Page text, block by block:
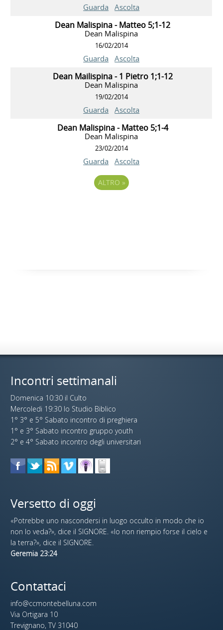
Guarda Ascolta
Dean Malispina - Matteo 5;1-12
Dean Malispina
16/02/2014
Guarda Ascolta
Dean Mailispina - 1 Pietro 1;1-12
Dean Malispina
19/02/2014
Guarda Ascolta
Dean Malispina - Matteo 5;1-4
Dean Malispina
23/02/2014
Guarda Ascolta
ALTRO »
Incontri settimanali
Domenica 10:30 il Culto
Mercoledi 19:30 lo Studio Biblico
1° 3° e 5° Sabato incontro di preghiera
1° e 3° Sabato incontro gruppo youth
2° e 4° Sabato incontro degli universitari
Versetto di oggi
«Potrebbe uno nascondersi in luogo occulto in modo che io
non lo veda?», dice il SIGNORE. «Io non riempio forse il cielo e
la terra?», dice il SIGNORE.
Geremia 23:24
Contattaci
info@ccmontebelluna.com
Via Ortigara 10
Trevignano, TV 31040